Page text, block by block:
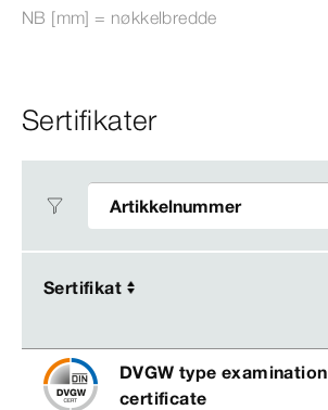
NB [mm] = nøkkelbredde
Sertifikater
Sertifikat
Sertifikat
DVGW type examination
certificate